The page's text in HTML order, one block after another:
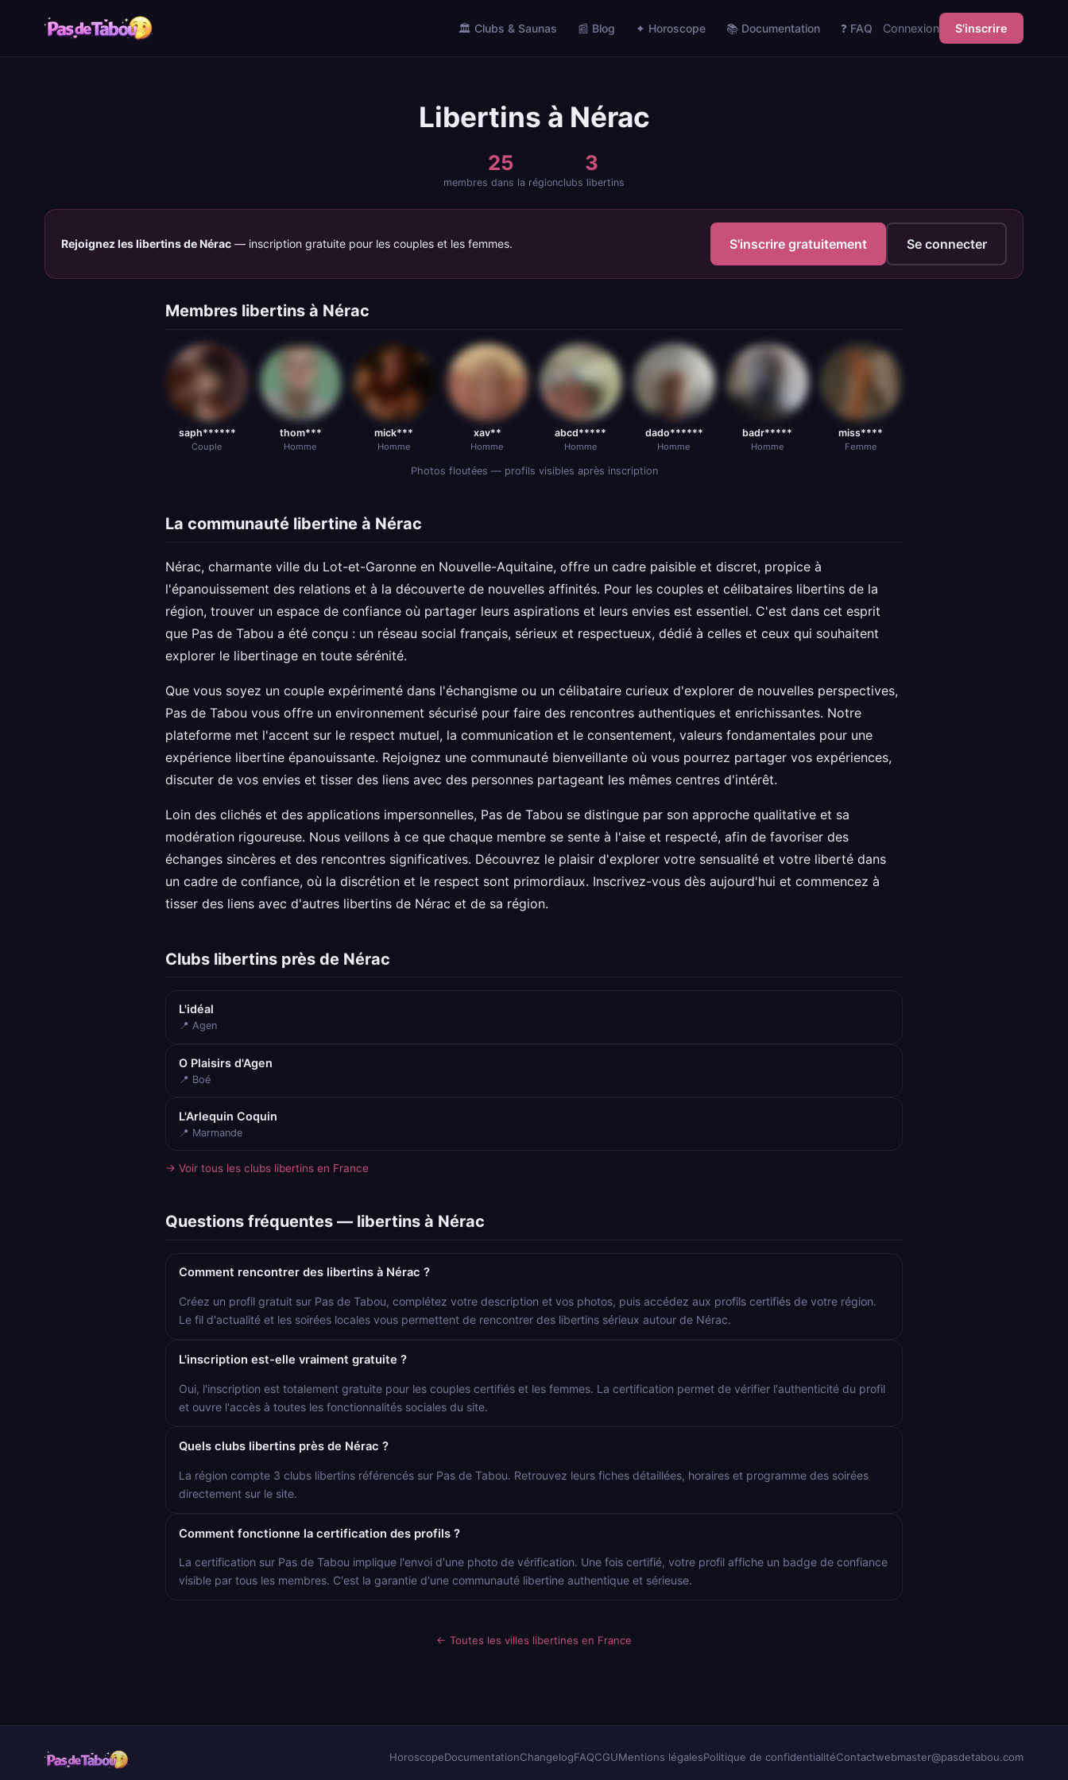
🏛️ Clubs & Saunas 📰 Blog ✦ Horoscope 📚 Documentation ❓ FAQ Connexion S'inscrire
Libertins à Nérac
25
membres dans la région
3
clubs libertins
Rejoignez les libertins de Nérac — inscription gratuite pour les couples et les femmes. S'inscrire gratuitement Se connecter
Membres libertins à Nérac
saph******
Couple
thom***
Homme
mick***
Homme
xav**
Homme
abcd*****
Homme
dado******
Homme
badr*****
Homme
miss****
Femme
Photos floutées — profils visibles après inscription
La communauté libertine à Nérac
Nérac, charmante ville du Lot-et-Garonne en Nouvelle-Aquitaine, offre un cadre paisible et discret, propice à
l'épanouissement des relations et à la découverte de nouvelles affinités. Pour les couples et célibataires libertins de la
région, trouver un espace de confiance où partager leurs aspirations et leurs envies est essentiel. C'est dans cet esprit
que Pas de Tabou a été conçu : un réseau social français, sérieux et respectueux, dédié à celles et ceux qui souhaitent
explorer le libertinage en toute sérénité.
Que vous soyez un couple expérimenté dans l'échangisme ou un célibataire curieux d'explorer de nouvelles perspectives,
Pas de Tabou vous offre un environnement sécurisé pour faire des rencontres authentiques et enrichissantes. Notre
plateforme met l'accent sur le respect mutuel, la communication et le consentement, valeurs fondamentales pour une
expérience libertine épanouissante. Rejoignez une communauté bienveillante où vous pourrez partager vos expériences,
discuter de vos envies et tisser des liens avec des personnes partageant les mêmes centres d'intérêt.
Loin des clichés et des applications impersonnelles, Pas de Tabou se distingue par son approche qualitative et sa
modération rigoureuse. Nous veillons à ce que chaque membre se sente à l'aise et respecté, afin de favoriser des
échanges sincères et des rencontres significatives. Découvrez le plaisir d'explorer votre sensualité et votre liberté dans
un cadre de confiance, où la discrétion et le respect sont primordiaux. Inscrivez-vous dès aujourd'hui et commencez à
tisser des liens avec d'autres libertins de Nérac et de sa région.
Clubs libertins près de Nérac
L'idéal
📍 Agen
O Plaisirs d'Agen
📍 Boé
L'Arlequin Coquin
📍 Marmande
→ Voir tous les clubs libertins en France
Questions fréquentes — libertins à Nérac
Comment rencontrer des libertins à Nérac ?
Créez un profil gratuit sur Pas de Tabou, complétez votre description et vos photos, puis accédez aux profils certifiés de votre région.
Le fil d'actualité et les soirées locales vous permettent de rencontrer des libertins sérieux autour de Nérac.
L'inscription est-elle vraiment gratuite ?
Oui, l'inscription est totalement gratuite pour les couples certifiés et les femmes. La certification permet de vérifier l'authenticité du profil
et ouvre l'accès à toutes les fonctionnalités sociales du site.
Quels clubs libertins près de Nérac ?
La région compte 3 clubs libertins référencés sur Pas de Tabou. Retrouvez leurs fiches détaillées, horaires et programme des soirées
directement sur le site.
Comment fonctionne la certification des profils ?
La certification sur Pas de Tabou implique l'envoi d'une photo de vérification. Une fois certifié, votre profil affiche un badge de confiance
visible par tous les membres. C'est la garantie d'une communauté libertine authentique et sérieuse.
← Toutes les villes libertines en France
HoroscopeDocumentationChangelogFAQCGUMentions légalesPolitique de confidentialitéContactwebmaster@pasdetabou.com